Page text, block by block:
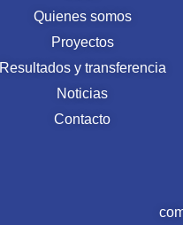
Quienes somos
Proyectos
Resultados y transferencia
Noticias
Contacto